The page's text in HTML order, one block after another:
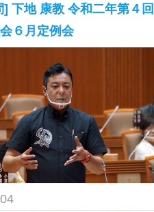
] 下地 康教 令和二年第４回
６月定例会